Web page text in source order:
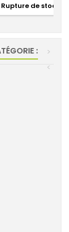
Rupture de stock
:
>
<